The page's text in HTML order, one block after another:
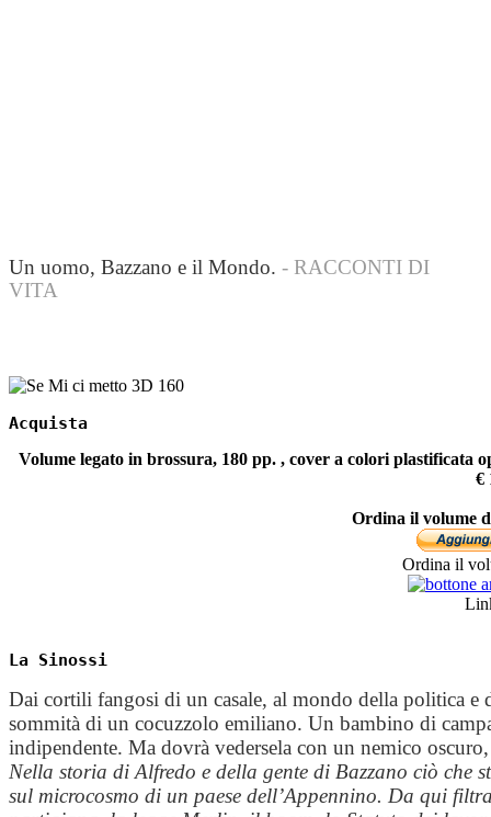
Un uomo, Bazzano e il Mondo. - RACCONTI DI
VITA
Acquista
Volume legato in brossura, 180 pp. , cover a colori plastificata
€
Ordina il volume
Ordina il
La Sinossi
Dai cortili fangosi di un casale, al mondo della politica
sommità di un cocuzzolo emiliano. Un bambino di
indipendente. Ma dovrà vedersela con un nemico
Nella storia di Alfredo e della gente di Bazzano ciò che
sul microcosmo di un paese dell’Appennino. Da qui